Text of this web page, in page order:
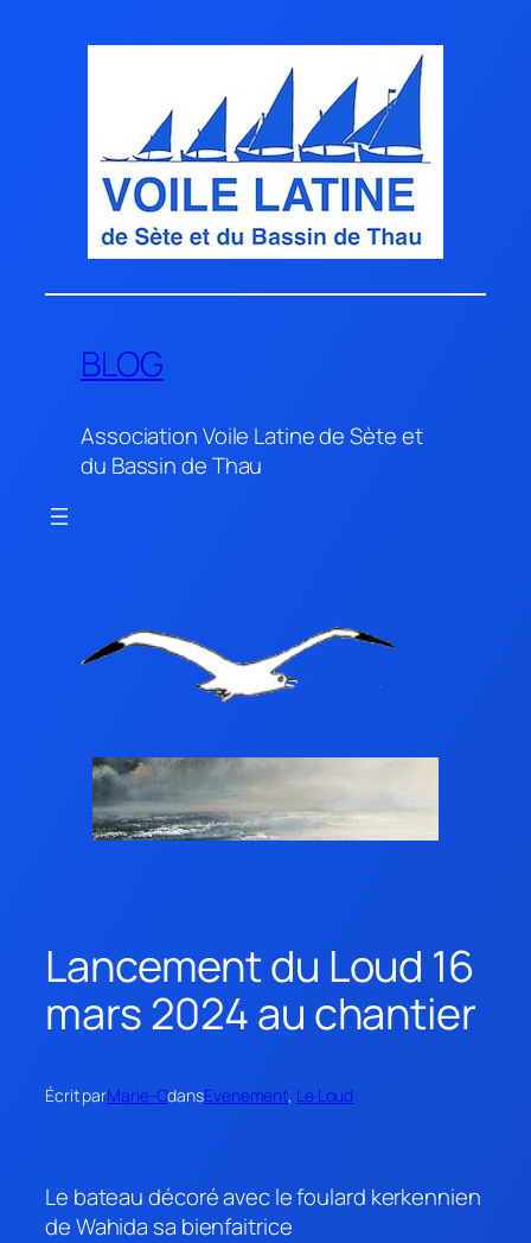
BLOG
Association Voile Latine de Sète et
du Bassin de Thau
Lancement du Loud 16
mars 2024 au chantier
Écrit parMarie-OdansEvenement, Le Loud
Le bateau décoré avec le foulard kerkennien
de Wahida sa bienfaitrice